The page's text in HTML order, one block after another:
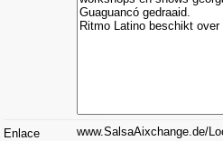
Enlace www.SalsaAixchange.de/